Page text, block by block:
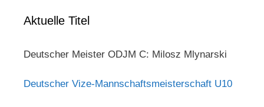
Aktuelle Titel
Deutscher Meister ODJM C: Milosz Mlynarski
Deutscher Vize-Mannschaftsmeisterschaft U10